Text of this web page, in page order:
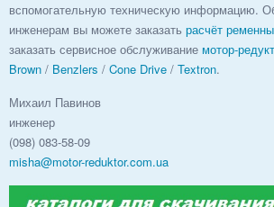
вспомогательную техническую информацию.
инженерам вы можете заказать расчёт
заказать сервисное обслуживание мотор-
Brown / Benzlers / Cone Drive / Textron.
Михаил Павинов
инженер
(098) 083-58-09
misha@motor-reduktor.com.ua